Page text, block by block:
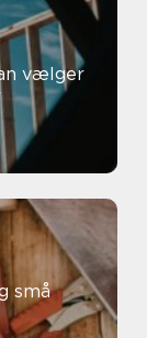
vælger
små